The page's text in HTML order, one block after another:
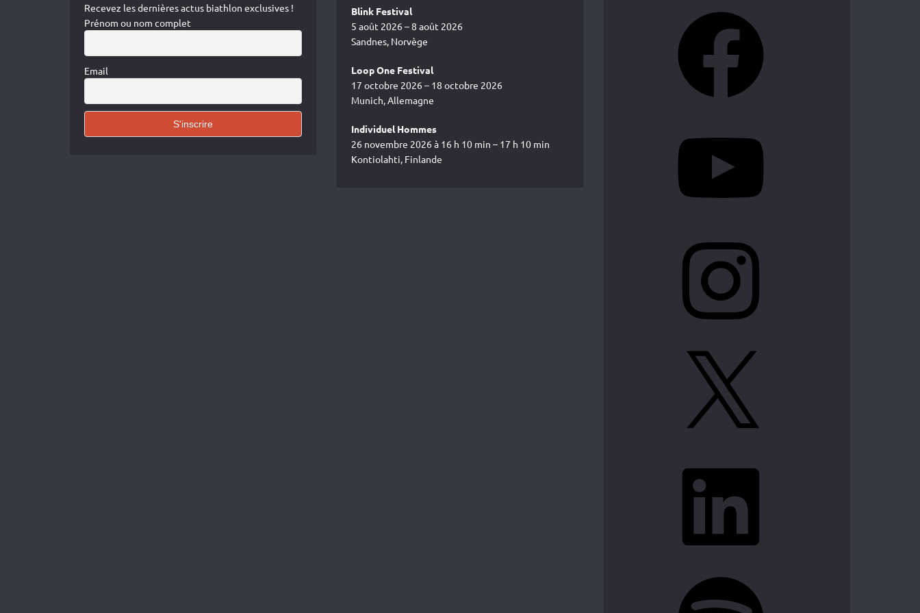
Recevez les dernières actus biathlon exclusives !
Prénom ou nom complet
Email
Blink Festival
5 août 2026 – 8 août 2026
Sandnes, Norvège
Loop One Festival
17 octobre 2026 – 18 octobre 2026
Munich, Allemagne
Individuel Hommes
26 novembre 2026 à 16 h 10 min – 17 h 10 min
Kontiolahti, Finlande